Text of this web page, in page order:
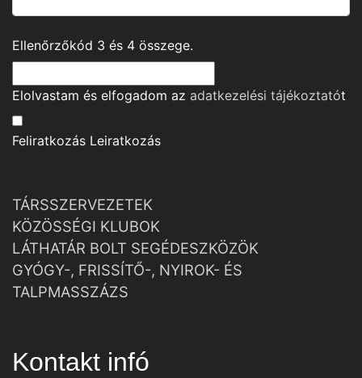
Ellenőrzőkód 3 és 4 összege.
Elolvastam és elfogadom az adatkezelési tájékoztatót
Feliratkozás Leiratkozás
TÁRSSZERVEZETEK
KÖZÖSSÉGI KLUBOK
LÁTHATÁR BOLT SEGÉDESZKÖZÖK
GYÓGY-, FRISSÍTŐ-, NYIROK- ÉS
TALPMASSZÁZS
Kontakt infó